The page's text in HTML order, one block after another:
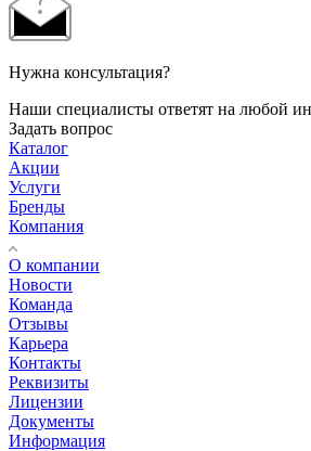
Нужна консультация?
Наши специалисты ответят на любой
Задать вопрос
Каталог
Акции
Услуги
Бренды
Компания
О компании
Новости
Команда
Отзывы
Карьера
Контакты
Реквизиты
Лицензии
Документы
Информация